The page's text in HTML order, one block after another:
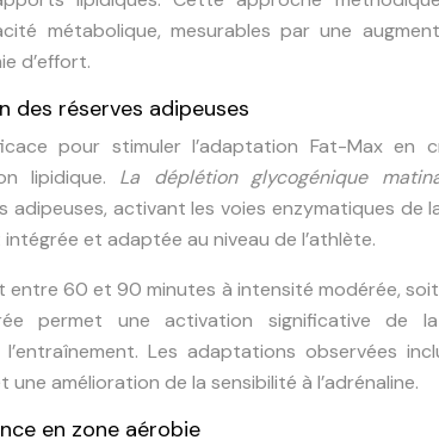
métabolique, mesurables par une
d’effort.
des réserves adipeuses
pour stimuler l’adaptation Fat-Max en
lipidique. La déplétion glycogénique
adipeuses, activant les voies enzymatiques de
et adaptée au niveau de l’athlète.
entre 60 et 90 minutes à intensité modérée,
permet une activation significative de
Les adaptations observées
amélioration de la sensibilité à l’adrénaline.
en zone aérobie